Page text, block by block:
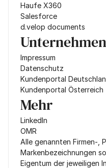
Haufe X360
Salesforce
d.velop documents
Unternehmen
Impressum
Datenschutz
Kundenportal
Kundenportal Österreich
Mehr
LinkedIn
OMR
Alle genannten Firmen-,
Markenbezeichnungen
Eigentum der jeweiligen